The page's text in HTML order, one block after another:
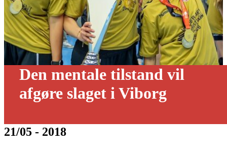
Den mentale tilstand vil
afgøre slaget i Viborg
21/05 - 2018